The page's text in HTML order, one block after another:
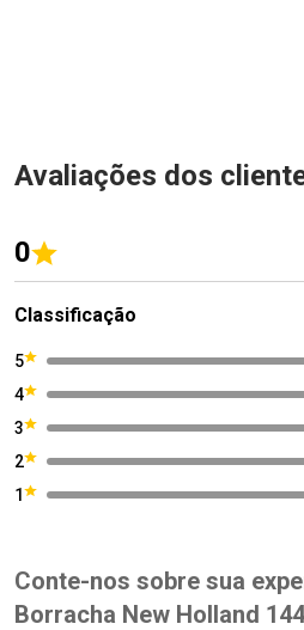
Avaliações dos
0
Classificação
5
4
3
2
1
Conte-nos sobre sua
Borracha New Holland